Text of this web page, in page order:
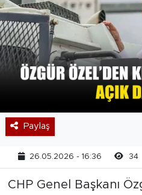
Paylaş
26.05.2026 - 16:36 34
CHP Genel Başkanı